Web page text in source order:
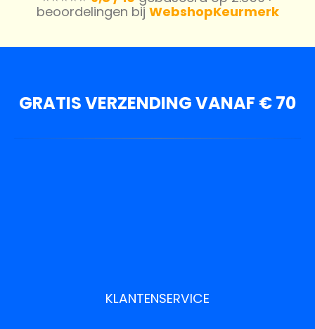
beoordelingen bij WebshopKeurmerk
GRATIS VERZENDING VANAF € 70
KLANTENSERVICE